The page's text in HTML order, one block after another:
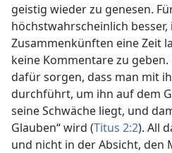
geistig wieder zu genesen.
höchstwahrscheinlich besser,
Zusammenkünften eine Zeit
keine Kommentare zu
dafür sorgen, dass man mit
durchführt, um ihn auf dem
seine Schwäche liegt, und
Glauben“ wird (Titus 2:2). All
und nicht in der Absicht, den